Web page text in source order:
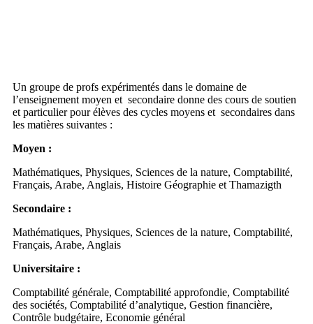
Un groupe de profs expérimentés dans le domaine de
l’enseignement moyen et secondaire donne des cours de soutien
et particulier pour élèves des cycles moyens et secondaires dans
les matières suivantes :
Moyen :
Mathématiques, Physiques, Sciences de la nature, Comptabilité,
Français, Arabe, Anglais, Histoire Géographie et Thamazigth
Secondaire :
Mathématiques, Physiques, Sciences de la nature, Comptabilité,
Français, Arabe, Anglais
Universitaire :
Comptabilité générale, Comptabilité approfondie, Comptabilité
des sociétés, Comptabilité d’analytique, Gestion financière,
Contrôle budgétaire, Economie général